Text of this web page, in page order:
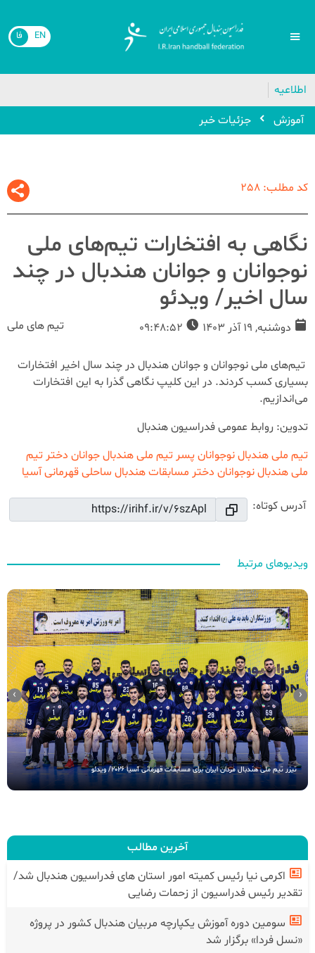
EN فا
اطلاعیه
آموزش
جزئیات خبر
کد مطلب: 258
نگاهی به افتخارات تیم‌های ملی
نوجوانان و جوانان هندبال در چند
سال اخیر/ ویدئو
دوشنبه, 19 آذر 1403 تیم های ملی
تیم‌های ملی نوجوانان و جوانان هندبال در چند سال اخیر افتخارات
بسیاری کسب کردند. در این کلیپ نگاهی گذرا به این افتخارات
می‌اندازیم.
تدوین: روابط عمومی فدراسیون هندبال
تیم ملی هندبال نوجوانان پسر تیم ملی هندبال جوانان دختر تیم
ملی هندبال نوجوانان دختر مسابقات هندبال ساحلی قهرمانی آسیا
آدرس کوتاه:
ویدیوهای مرتبط
تیزر تیم ملی هندبال مردان ایران برای مسابقات قهرمانی آسیا 2026/ ویدئو
‹
›
آخرین مطالب
اکرمی نیا رئیس کمیته امور استان های فدراسیون هندبال شد/
تقدیر رئیس فدراسیون از زحمات رضایی
سومین دوره آموزش یکپارچه مربیان هندبال کشور در پروژه
«نسل فردا» برگزار شد